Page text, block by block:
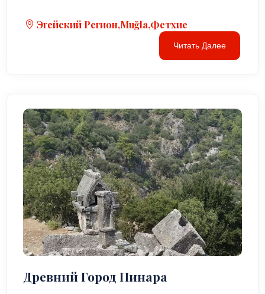
Эгейский Регион,Muğla,Фетхие
Читать Далее
Древний Город Пинара